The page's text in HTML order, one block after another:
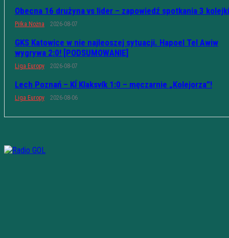
Obecna 16 drużyna vs lider – zapowiedź spotkania 3 kolejki
Piłka Nożna 2026-08-07
GKS Katowice w nie najleoszej sytuacji. Hapoel Tel Awiw
wygrywa 2:0! [PODSUMOWANIE]
Liga Europy 2026-08-07
Lech Poznań – KÍ Klaksvík 1:0 – męczarnie „Kolejorza”!
Liga Europy 2026-08-06